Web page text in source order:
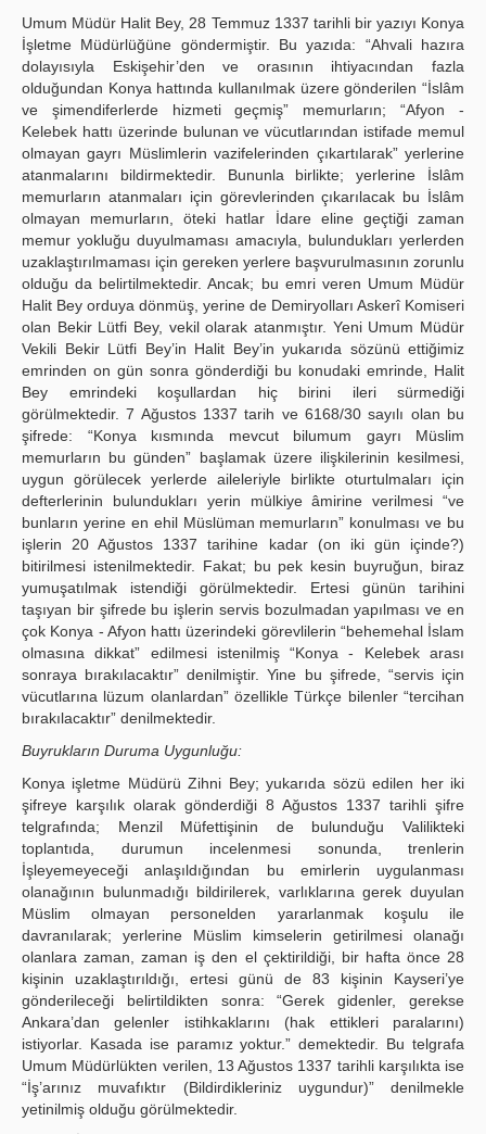
Umum Müdür Halit Bey, 28 Temmuz 1337 tarihli bir yazıyı Konya
İşletme Müdürlüğüne göndermiştir. Bu yazıda: “Ahvali hazıra
dolayısıyla Eskişehir’den ve orasının ihtiyacından fazla
olduğundan Konya hattında kullanılmak üzere gönderilen “İslâm
ve şimendiferlerde hizmeti geçmiş” memurların; “Afyon -
Kelebek hattı üzerinde bulunan ve vücutlarından istifade memul
olmayan gayrı Müslimlerin vazifelerinden çıkartılarak” yerlerine
atanmalarını bildirmektedir. Bununla birlikte; yerlerine İslâm
memurların atanmaları için görevlerinden çıkarılacak bu İslâm
olmayan memurların, öteki hatlar İdare eline geçtiği zaman
memur yokluğu duyulmaması amacıyla, bulundukları yerlerden
uzaklaştırılmaması için gereken yerlere başvurulmasının zorunlu
olduğu da belirtilmektedir. Ancak; bu emri veren Umum Müdür
Halit Bey orduya dönmüş, yerine de Demiryolları Askerî Komiseri
olan Bekir Lütfi Bey, vekil olarak atanmıştır. Yeni Umum Müdür
Vekili Bekir Lütfi Bey’in Halit Bey’in yukarıda sözünü ettiğimiz
emrinden on gün sonra gönderdiği bu konudaki emrinde, Halit
Bey emrindeki koşullardan hiç birini ileri sürmediği
görülmektedir. 7 Ağustos 1337 tarih ve 6168/30 sayılı olan bu
şifrede: “Konya kısmında mevcut bilumum gayrı Müslim
memurların bu günden” başlamak üzere ilişkilerinin kesilmesi,
uygun görülecek yerlerde aileleriyle birlikte oturtulmaları için
defterlerinin bulundukları yerin mülkiye âmirine verilmesi “ve
bunların yerine en ehil Müslüman memurların” konulması ve bu
işlerin 20 Ağustos 1337 tarihine kadar (on iki gün içinde?)
bitirilmesi istenilmektedir. Fakat; bu pek kesin buyruğun, biraz
yumuşatılmak istendiği görülmektedir. Ertesi günün tarihini
taşıyan bir şifrede bu işlerin servis bozulmadan yapılması ve en
çok Konya - Afyon hattı üzerindeki görevlilerin “behemehal İslam
olmasına dikkat” edilmesi istenilmiş “Konya - Kelebek arası
sonraya bırakılacaktır” denilmiştir. Yine bu şifrede, “servis için
vücutlarına lüzum olanlardan” özellikle Türkçe bilenler “tercihan
bırakılacaktır” denilmektedir.
Buyrukların Duruma Uygunluğu:
Konya işletme Müdürü Zihni Bey; yukarıda sözü edilen her iki
şifreye karşılık olarak gönderdiği 8 Ağustos 1337 tarihli şifre
telgrafında; Menzil Müfettişinin de bulunduğu Valilikteki
toplantıda, durumun incelenmesi sonunda, trenlerin
İşleyemeyeceği anlaşıldığından bu emirlerin uygulanması
olanağının bulunmadığı bildirilerek, varlıklarına gerek duyulan
Müslim olmayan personelden yararlanmak koşulu ile
davranılarak; yerlerine Müslim kimselerin getirilmesi olanağı
olanlara zaman, zaman iş den el çektirildiği, bir hafta önce 28
kişinin uzaklaştırıldığı, ertesi günü de 83 kişinin Kayseri’ye
gönderileceği belirtildikten sonra: “Gerek gidenler, gerekse
Ankara’dan gelenler istihkaklarını (hak ettikleri paralarını)
istiyorlar. Kasada ise paramız yoktur.” demektedir. Bu telgrafa
Umum Müdürlükten verilen, 13 Ağustos 1337 tarihli karşılıkta ise
“İş’arınız muvafıktır (Bildirdikleriniz uygundur)” denilmekle
yetinilmiş olduğu görülmektedir.